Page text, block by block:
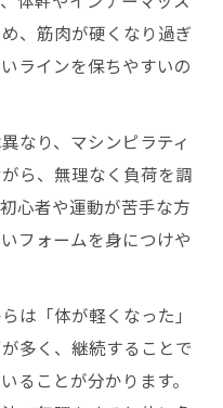
、筋肉が硬くなり過ぎ
ラインを保ちやすいの
なり、マシンピラティ
ら、無理なく負荷を調
心者や運動が苦手な方
フォームを身につけや
は「体が軽くなった」
多く、継続することで
ることが分かります。